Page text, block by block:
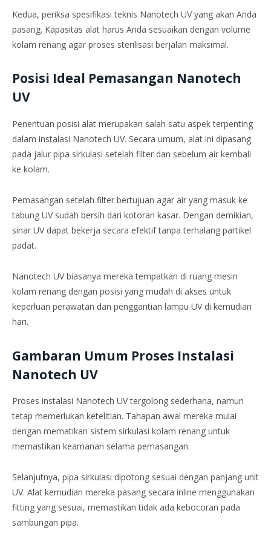
Kedua, periksa spesifikasi teknis Nanotech UV yang akan Anda
pasang. Kapasitas alat harus Anda sesuaikan dengan volume
kolam renang agar proses sterilisasi berjalan maksimal.
Posisi Ideal Pemasangan Nanotech
UV
Penentuan posisi alat merupakan salah satu aspek terpenting
dalam instalasi Nanotech UV. Secara umum, alat ini dipasang
pada jalur pipa sirkulasi setelah filter dan sebelum air kembali
ke kolam.
Pemasangan setelah filter bertujuan agar air yang masuk ke
tabung UV sudah bersih dari kotoran kasar. Dengan demikian,
sinar UV dapat bekerja secara efektif tanpa terhalang partikel
padat.
Nanotech UV biasanya mereka tempatkan di ruang mesin
kolam renang dengan posisi yang mudah di akses untuk
keperluan perawatan dan penggantian lampu UV di kemudian
hari.
Gambaran Umum Proses Instalasi
Nanotech UV
Proses instalasi Nanotech UV tergolong sederhana, namun
tetap memerlukan ketelitian. Tahapan awal mereka mulai
dengan mematikan sistem sirkulasi kolam renang untuk
memastikan keamanan selama pemasangan.
Selanjutnya, pipa sirkulasi dipotong sesuai dengan panjang unit
UV. Alat kemudian mereka pasang secara inline menggunakan
fitting yang sesuai, memastikan tidak ada kebocoran pada
sambungan pipa.